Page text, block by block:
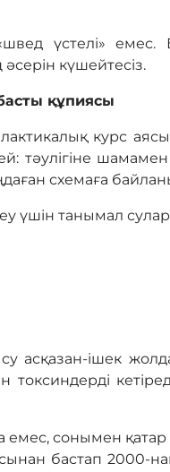
үстелі» емес.
күшейтесіз.
құпиясы
курс
тәулігіне
схемаға
үшін танымал
асқазан-ішек
токсиндерді
сонымен қатар
бастап 2000-